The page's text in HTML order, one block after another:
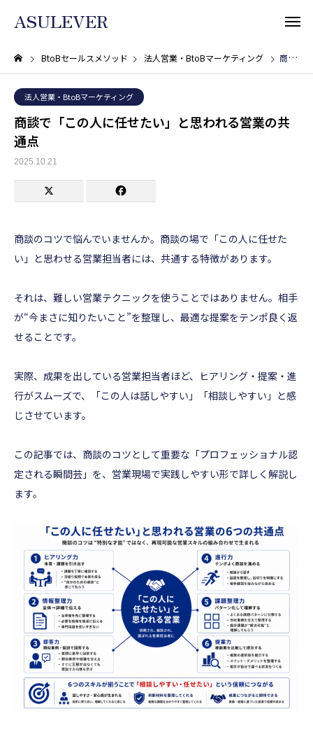
ASULEVER
BtoBセールスメソッド 法人営業・BtoBマーケティング 商談で「この人に任せたい」と思われる営業の共通点
法人営業・BtoBマーケティング
商談で「この人に任せたい」と思われる営業の共
通点
2025.10.21
商談のコツで悩んでいませんか。商談の場で「この人に任せた
い」と思わせる営業担当者には、共通する特徴があります。
それは、難しい営業テクニックを使うことではありません。相手
が“今まさに知りたいこと”を整理し、最適な提案をテンポ良く返
せることです。
実際、成果を出している営業担当者ほど、ヒアリング・提案・進
行がスムーズで、「この人は話しやすい」「相談しやすい」と感
じさせています。
この記事では、商談のコツとして重要な「プロフェッショナル認
定される瞬間芸」を、営業現場で実践しやすい形で詳しく解説し
ます。